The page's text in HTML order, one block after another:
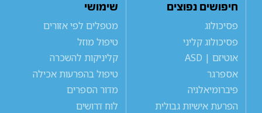
חיפושים נפוצים
פסיכולוג
פסיכולוג קליני
אוטיזם | ASD
אספרגר
פיברומיאלגיה
הפרעת אישיות גבולית
שימושי
מטפלים לפי אזורים
טיפול מוזל
קליניקות להשכרה
טיפול בהפרעות אכילה
מדור הספרים
לוח דרושים